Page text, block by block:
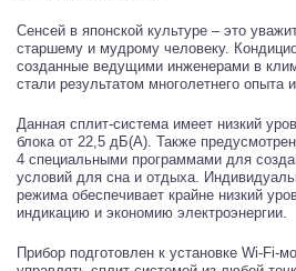
Сенсей в японской культуре – это
старшему и мудрому человеку.
созданные ведущими инженерами в
стали результатом многолетнего опыта и
Данная сплит-система имеет низкий
блока от 22,5 дБ(А). Также
4 специальными программами для
условий для сна и отдыха.
режима обеспечивает крайне низкий
индикацию и экономию электроэнергии.
Прибор подготовлен к установке Wi-Fi-